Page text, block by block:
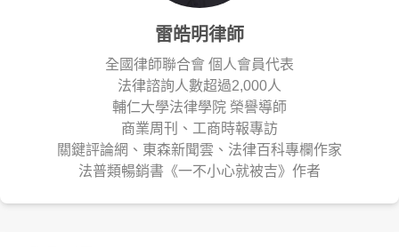
雷皓明律師
全國律師聯合會 個人會員代表
法律諮詢人數超過2,000人
輔仁大學法律學院 榮譽導師
商業周刊、工商時報專訪
關鍵評論網、東森新聞雲、法律百科專欄作家
法普類暢銷書《一不小心就被吉》作者